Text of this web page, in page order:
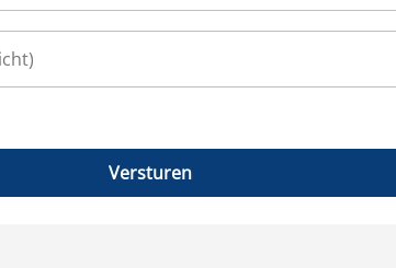
Versturen